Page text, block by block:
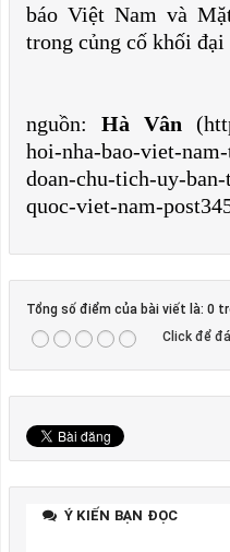
báo Việt Nam và
trong củng cố khối đại
nguồn: Hà Vân
hoi-nha-bao-viet-
doan-chu-tich-uy-
quoc-viet-nam-
Tổng số điểm của bài viết là: 0
Click để
Ý KIẾN BẠN ĐỌC